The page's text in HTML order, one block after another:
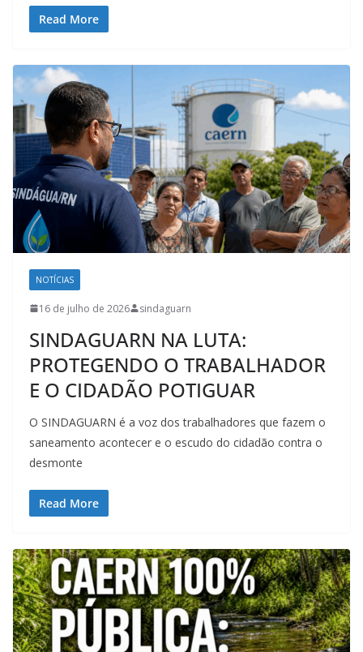
Read More
NOTÍCIAS
16 de julho de 2026 sindaguarn
SINDAGUARN NA LUTA:
PROTEGENDO O TRABALHADOR
E O CIDADÃO POTIGUAR
O SINDAGUARN é a voz dos trabalhadores que fazem o
saneamento acontecer e o escudo do cidadão contra o
desmonte
Read More